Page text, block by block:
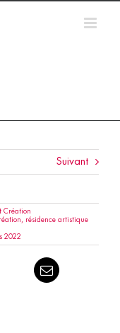
Suivant
Création
, résidence artistique
2022